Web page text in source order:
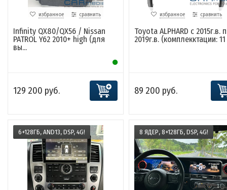
избранное сравнить
Infinity QX80/QX56 / Nissan
PATROL Y62 2010+ high (для
вы...
129 200 руб.
избранное сравнить
Toyota ALPHARD с 2015г.в.
2019г.в. (комплекктации: 11
89 200 руб.
6+128ГБ, AND13, DSP, 4G! 8 ЯДЕР, 8+128ГБ, DSP, 4G!